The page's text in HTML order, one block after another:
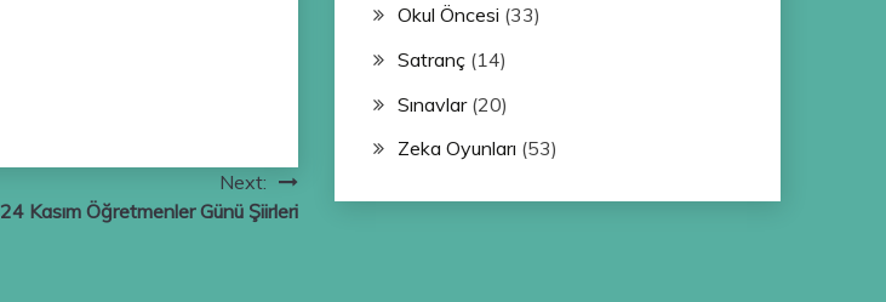
Next:
24 Kasım Öğretmenler Günü Şiirleri
Okul Öncesi (33)
Satranç(14)
Sınavlar(20)
Zeka Oyunları (53)